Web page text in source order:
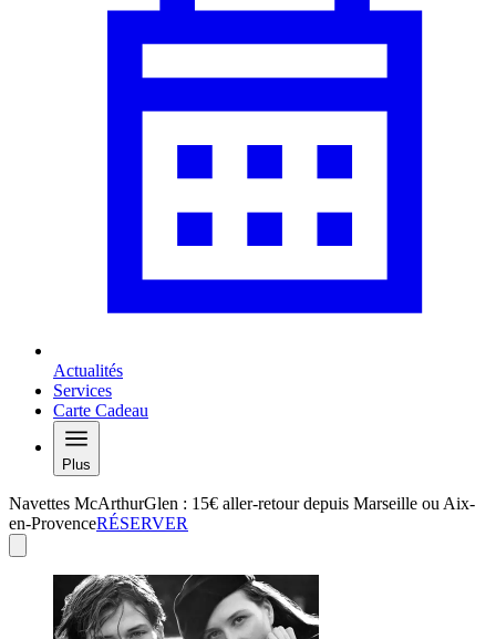
Actualités
Services
Carte Cadeau
Plus
Navettes McArthurGlen : 15€ aller-retour depuis Marseille ou Aix-
en-ProvenceRÉSERVER